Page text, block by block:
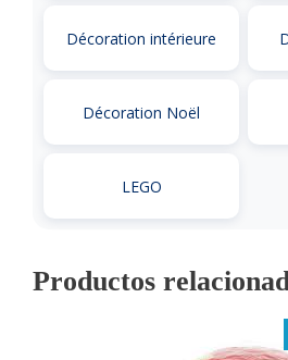
Décoration intérieure
Décoration Noël
LEGO
Productos